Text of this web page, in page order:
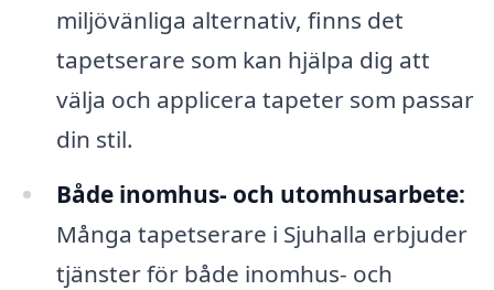
miljövänliga alternativ, finns det
tapetserare som kan hjälpa dig att
välja och applicera tapeter som passar
din stil.
Både inomhus- och utomhusarbete:
Många tapetserare i Sjuhalla erbjuder
tjänster för både inomhus- och